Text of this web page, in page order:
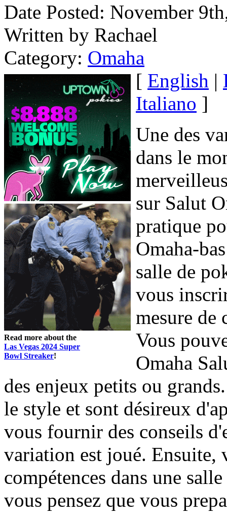
Date Posted: November
Written by Rachael
Category: Omaha
Read more about the
Las Vegas 2024 Super
Bowl Streaker!
[ English |
Italiano ]
Une des
dans le
sur Salut
pratique
Omaha-
salle de
vous
mesure de
Vous
Omaha
des enjeux petits ou
le style et sont désireux
vous fournir des conseils
variation est joué. Ensuite,
compétences dans une
vous pensez que vous